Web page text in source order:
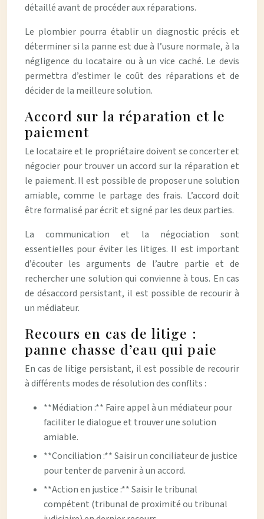
détaillé avant de procéder aux réparations.
Le plombier pourra établir un diagnostic précis et
déterminer si la panne est due à l’usure normale, à la
négligence du locataire ou à un vice caché. Le devis
permettra d’estimer le coût des réparations et de
décider de la meilleure solution.
Accord sur la réparation et le
paiement
Le locataire et le propriétaire doivent se concerter et
négocier pour trouver un accord sur la réparation et
le paiement. Il est possible de proposer une solution
amiable, comme le partage des frais. L’accord doit
être formalisé par écrit et signé par les deux parties.
La communication et la négociation sont
essentielles pour éviter les litiges. Il est important
d’écouter les arguments de l’autre partie et de
rechercher une solution qui convienne à tous. En cas
de désaccord persistant, il est possible de recourir à
un médiateur.
Recours en cas de litige :
panne chasse d’eau qui paie
En cas de litige persistant, il est possible de recourir
à différents modes de résolution des conflits :
**Médiation :** Faire appel à un médiateur pour
faciliter le dialogue et trouver une solution
amiable.
**Conciliation :** Saisir un conciliateur de justice
pour tenter de parvenir à un accord.
**Action en justice :** Saisir le tribunal
compétent (tribunal de proximité ou tribunal